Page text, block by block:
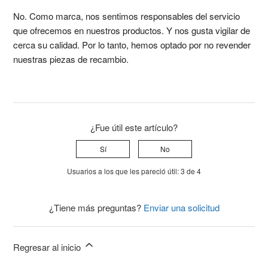
No. Como marca, nos sentimos responsables del servicio
que ofrecemos en nuestros productos. Y nos gusta vigilar de
cerca su calidad. Por lo tanto, hemos optado por no revender
nuestras piezas de recambio.
¿Fue útil este artículo?
Sí No
Usuarios a los que les pareció útil: 3 de 4
¿Tiene más preguntas? Enviar una solicitud
Regresar al inicio